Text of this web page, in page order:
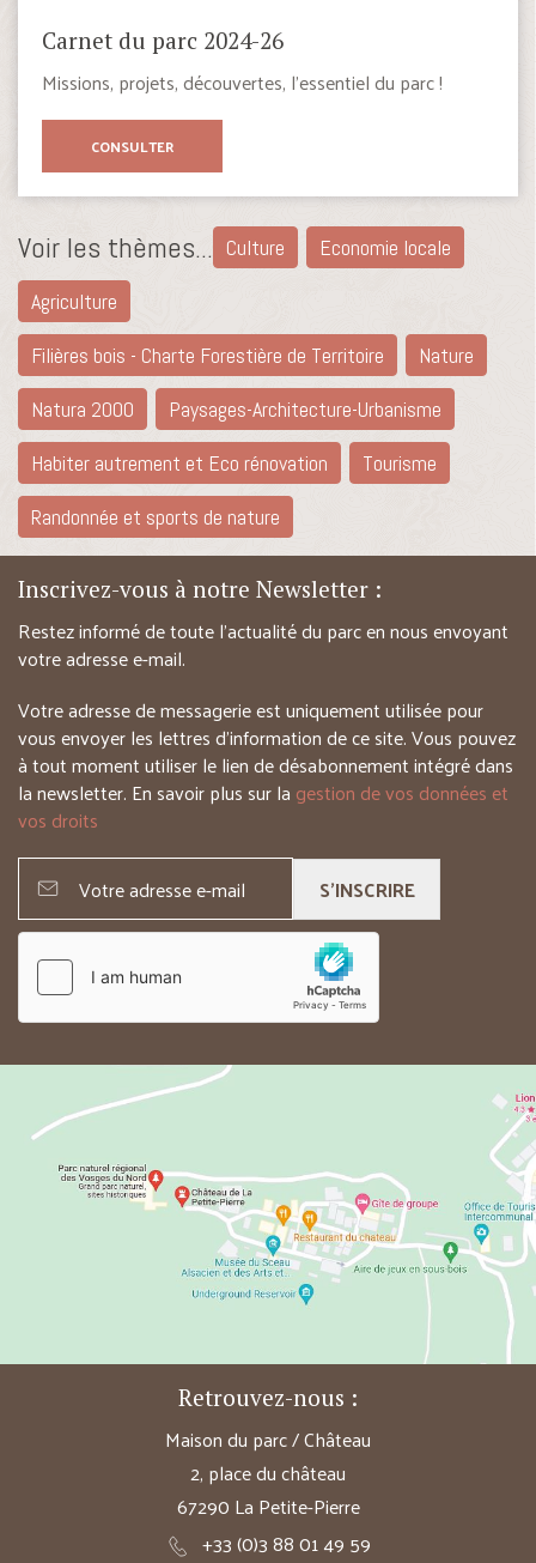
Carnet du parc 2024-26
Missions, projets, découvertes, l’essentiel du parc !
CONSULTER
Voir les thèmes... Culture
Economie locale
Agriculture
Filières bois - Charte Forestière de Territoire
Nature
Natura 2000
Paysages-Architecture-Urbanisme
Habiter autrement et Eco rénovation
Tourisme
Randonnée et sports de nature
Inscrivez-vous à notre Newsletter :
Restez informé de toute l’actualité du parc en nous envoyant
votre adresse e-mail.
Votre adresse de messagerie est uniquement utilisée pour
vous envoyer les lettres d’information de ce site. Vous pouvez
à tout moment utiliser le lien de désabonnement intégré dans
la newsletter. En savoir plus sur la gestion de vos données et
vos droits
S'INSCRIRE
Retrouvez-nous :
Maison du parc / Château
2, place du château
67290 La Petite-Pierre
+33 (0)3 88 01 49 59